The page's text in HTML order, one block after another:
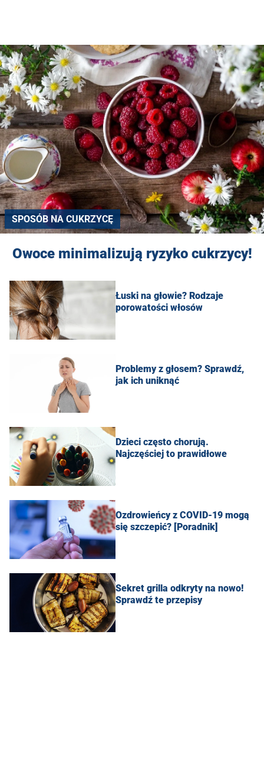
SPOSÓB NA CUKRZYCĘ
Owoce minimalizują ryzyko cukrzycy!
Łuski na głowie? Rodzaje
porowatości włosów
Problemy z głosem? Sprawdź,
jak ich uniknąć
Dzieci często chorują.
Najczęściej to prawidłowe
Ozdrowieńcy z COVID-19 mogą
się szczepić? [Poradnik]
Sekret grilla odkryty na nowo!
Sprawdź te przepisy